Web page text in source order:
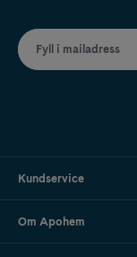
Fyll i mailadress
Kundservice
Om Apohem